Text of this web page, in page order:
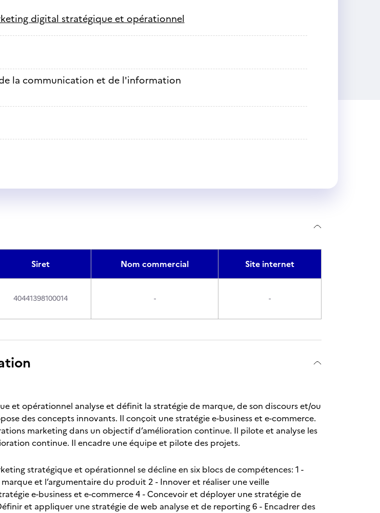
digital stratégique et opérationnel
la communication et de l'information
Siret Nom commercial Site internet
40441398100014 - -
et opérationnel analyse et définit la stratégie de marque, de son discours et/ou
des concepts innovants. Il conçoit une stratégie e-business et e-commerce.
marketing dans un objectif d’amélioration continue. Il pilote et analyse les
continue. Il encadre une équipe et pilote des projets.
stratégique et opérationnel se décline en six blocs de compétences: 1 -
et l’argumentaire du produit 2 - Innover et réaliser une veille
e-business et e-commerce 4 - Concevoir et déployer une stratégie de
et appliquer une stratégie de web analyse et de reporting 6 - Encadrer des